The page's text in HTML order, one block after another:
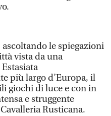
le spiegazioni
vista da una
più largo d’Europa, il
giochi di luce e con in
e struggente
Rusticana.